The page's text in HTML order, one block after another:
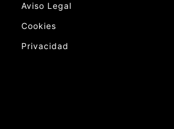
Aviso Legal
Cookies
Privacidad